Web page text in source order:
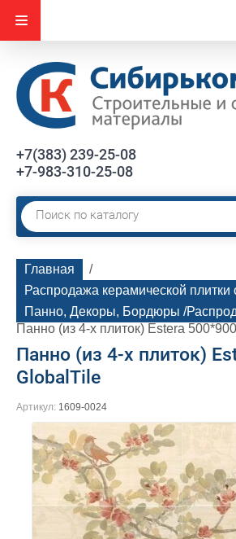
+7(383) 239-25-08
+7-983-310-25-08
Главная
  /
Распродажа керамической плитки
Панно, Декоры, Бордюры /
Панно (из 4-х плиток) Estera
Панно (из 4-х плиток)
GlobalTile
Артикул: 1609-0024